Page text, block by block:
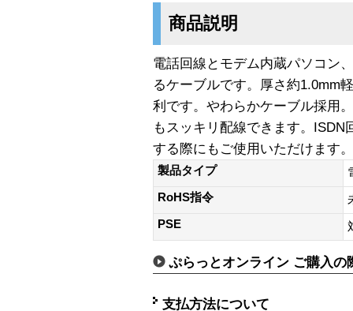
商品説明
電話回線とモデム内蔵パソコン
るケーブルです。厚さ約1.0mm
利です。やわらかケーブル採用
もスッキリ配線できます。ISDN
する際にもご使用いただけます。
製品タイプ
RoHS指令
PSE
ぷらっとオンライン ご購入の
支払方法について